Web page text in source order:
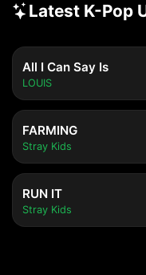
Latest K-Pop
All I Can Say Is
LOUIS
FARMING
Stray Kids
RUN IT
Stray Kids